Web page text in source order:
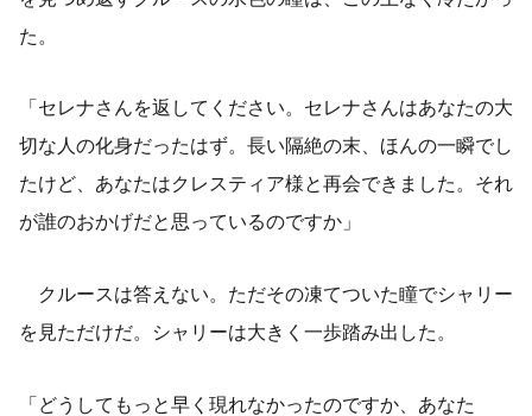
た。
「セレナさんを返してください。セレナさんはあなたの大
切な人の化身だったはず。長い隔絶の末、ほんの一瞬でし
たけど、あなたはクレスティア様と再会できました。それ
が誰のおかげだと思っているのですか」
クルースは答えない。ただその凍てついた瞳でシャリー
を見ただけだ。シャリーは大きく一歩踏み出した。
「どうしてもっと早く現れなかったのですか、あなた